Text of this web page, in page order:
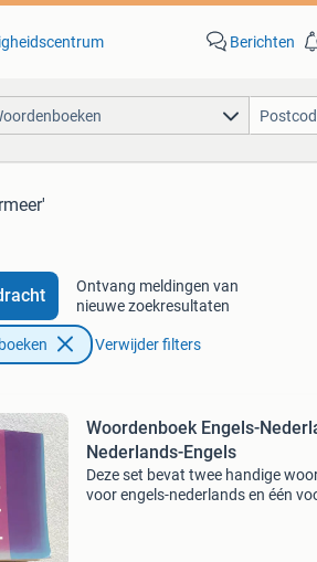
Berichten
Ontvang meldingen van
nieuwe zoekresultaten
Verwijder filters
Woordenboek Engels-
Nederlands-Engels
Deze set bevat twee handige
voor engels-nederlands en één